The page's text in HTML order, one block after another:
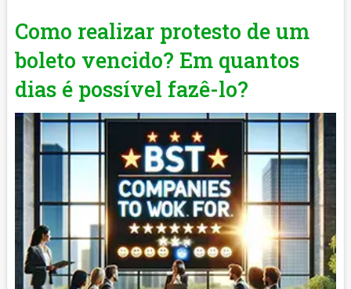
Como realizar protesto de um
boleto vencido? Em quantos
dias é possível fazê-lo?